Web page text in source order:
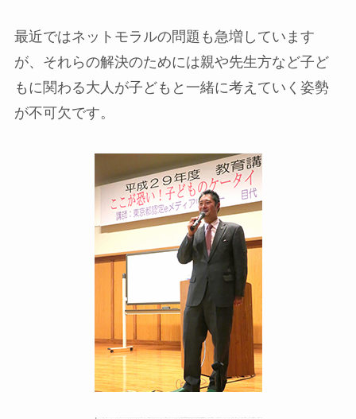
最近ではネットモラルの問題も急増しています
が、それらの解決のためには親や先生方など子ど
もに関わる大人が子どもと一緒に考えていく姿勢
が不可欠です。